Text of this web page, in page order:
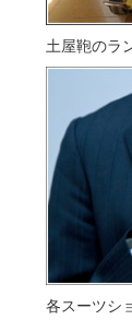
土屋鞄のラ
各スーツシ